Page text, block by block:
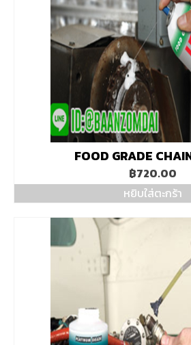
options
may
be
chosen
the
product
page
FOOD GRADE
฿720.00
หยิบใส่ตะกร้า